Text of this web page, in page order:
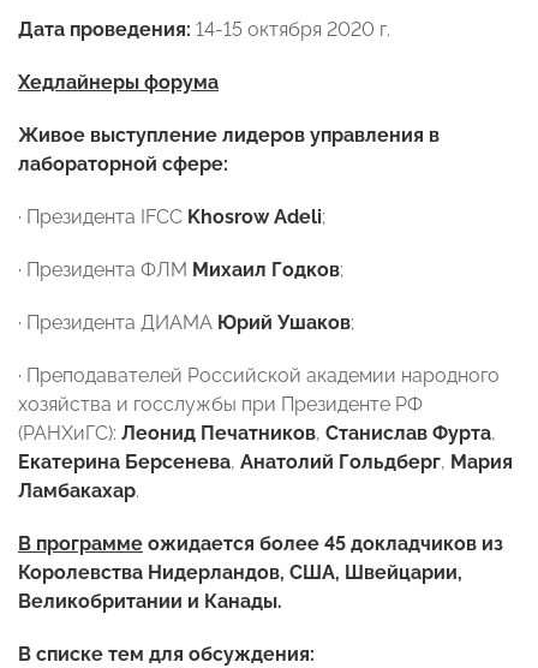
Дата проведения: 14-15 октября 2020 г.
Хедлайнеры форума
Живое выступление лидеров управления в
лабораторной сфере:
· Президента IFCC Khosrow Adeli;
· Президента ФЛМ Михаил Годков;
· Президента ДИАМА Юрий Ушаков;
· Преподавателей Российской академии народного
хозяйства и госслужбы при Президенте РФ
(РАНХиГС): Леонид Печатников, Станислав Фурта,
Екатерина Берсенева, Анатолий Гольдберг, Мария
Ламбакахар.
В программе ожидается более 45 докладчиков из
Королевства Нидерландов, США, Швейцарии,
Великобритании и Канады.
В списке тем для обсуждения: